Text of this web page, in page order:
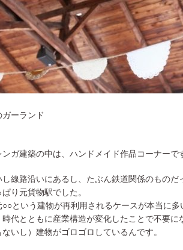
ーランド
ガ建築の中は、ハンドメイド作品コーナーで
し線路沿いにあるし、たぶん鉄道関係のもの
り元貨物駅でした。
という建物が再利用されるケースが本当に
代とともに産業構造が変化したことで不要
いし）建物がゴロゴロしているんです。